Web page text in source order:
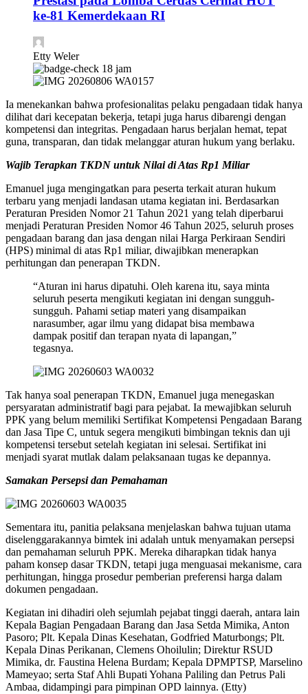
ke-81 Kemerdekaan RI
Etty Weler
18 jam
Ia menekankan bahwa profesionalitas pelaku pengadaan tidak hanya
dilihat dari kecepatan bekerja, tetapi juga harus dibarengi dengan
kompetensi dan integritas. Pengadaan harus berjalan hemat, tepat
guna, transparan, dan tidak melanggar aturan hukum yang berlaku.
Wajib Terapkan TKDN untuk Nilai di Atas Rp1 Miliar
Emanuel juga mengingatkan para peserta terkait aturan hukum
terbaru yang menjadi landasan utama kegiatan ini. Berdasarkan
Peraturan Presiden Nomor 21 Tahun 2021 yang telah diperbarui
menjadi Peraturan Presiden Nomor 46 Tahun 2025, seluruh proses
pengadaan barang dan jasa dengan nilai Harga Perkiraan Sendiri
(HPS) minimal di atas Rp1 miliar, diwajibkan menerapkan
perhitungan dan penerapan TKDN.
“Aturan ini harus dipatuhi. Oleh karena itu, saya minta
seluruh peserta mengikuti kegiatan ini dengan sungguh-
sungguh. Pahami setiap materi yang disampaikan
narasumber, agar ilmu yang didapat bisa membawa
dampak positif dan terapan nyata di lapangan,”
tegasnya.
Tak hanya soal penerapan TKDN, Emanuel juga menegaskan
persyaratan administratif bagi para pejabat. Ia mewajibkan seluruh
PPK yang belum memiliki Sertifikat Kompetensi Pengadaan Barang
dan Jasa Tipe C, untuk segera mengikuti bimbingan teknis dan uji
kompetensi tersebut setelah kegiatan ini selesai. Sertifikat ini
menjadi syarat mutlak dalam pelaksanaan tugas ke depannya.
Samakan Persepsi dan Pemahaman
Sementara itu, panitia pelaksana menjelaskan bahwa tujuan utama
diselenggarakannya bimtek ini adalah untuk menyamakan persepsi
dan pemahaman seluruh PPK. Mereka diharapkan tidak hanya
paham konsep dasar TKDN, tetapi juga menguasai mekanisme, cara
perhitungan, hingga prosedur pemberian preferensi harga dalam
dokumen pengadaan.
Kegiatan ini dihadiri oleh sejumlah pejabat tinggi daerah, antara lain
Kepala Bagian Pengadaan Barang dan Jasa Setda Mimika, Anton
Pasoro; Plt. Kepala Dinas Kesehatan, Godfried Maturbongs; Plt.
Kepala Dinas Perikanan, Clemens Ohoilulin; Direktur RSUD
Mimika, dr. Faustina Helena Burdam; Kepala DPMPTSP, Marselino
Mameyao; serta Staf Ahli Bupati Yohana Paliling dan Petrus Pali
Ambaa, didampingi para pimpinan OPD lainnya. (Etty)